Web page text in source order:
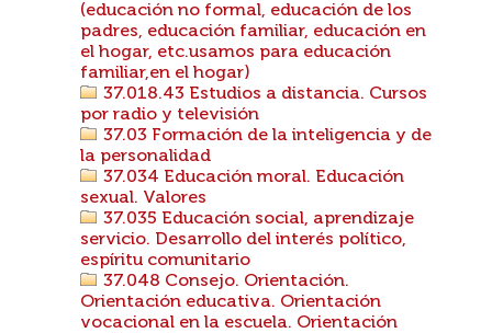
(educación no formal, educación de los
padres, educación familiar, educación en
el hogar, etc.usamos para educación
familiar,en el hogar)
37.018.43 Estudios a distancia. Cursos
por radio y televisión
37.03 Formación de la inteligencia y de
la personalidad
37.034 Educación moral. Educación
sexual. Valores
37.035 Educación social, aprendizaje
servicio. Desarrollo del interés político,
espíritu comunitario
37.048 Consejo. Orientación.
Orientación educativa. Orientación
vocacional en la escuela. Orientación